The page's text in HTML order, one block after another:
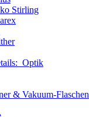
Stirling
Optik
& Vakuum-Flaschen